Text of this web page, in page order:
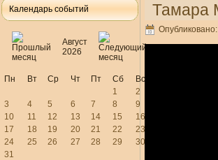
Календарь событий
Август
2026
Пн Вт Ср Чт Пт Сб
Вс
1
2
3
4 5 6 7 8
9
10
11 12 13 14 15
16
17
18 19 20 21 22
23
24
25 26 27 28 29
30
31
Тамара